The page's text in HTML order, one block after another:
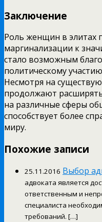
Заключение
Роль женщин в элитах
маргинализации к
стало возможным
политическому
Несмотря на
продолжают
на различные сферы
способствует более
миру.
Похожие записи
25.11.2016 Выбор
адвоката является
ответственным и
специалиста
требований. […]